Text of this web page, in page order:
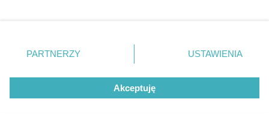
zmienić/wycofać klikając przycisk ustawień prywatności
znajdujący się w lewym dolnym rogu strony
rodzaje przetwarzania danych nie wymagają zgody
użytkownika, ale masz prawo sprzeciwić się takiemu
przetwarzaniu. Preferencje będą miały zastosowanie tylko
PARTNERZY USTAWIENIA
Akceptuję